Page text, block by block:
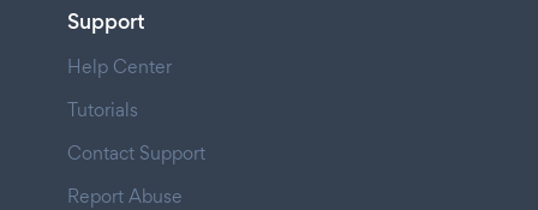
Support
Help Center
Tutorials
Contact Support
Report Abuse